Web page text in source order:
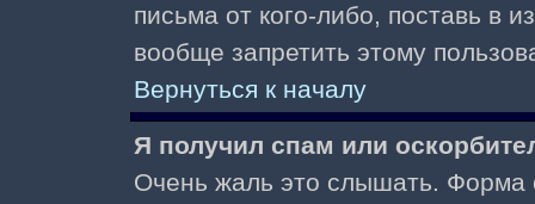
письма от кого-либо, поставь в
вообще запретить этому
Вернуться к началу
Я получил спам или
Очень жаль это слышать. Форма